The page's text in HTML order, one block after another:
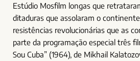
Estúdio Mosfilm longas que
ditaduras que assolaram o
resistências revolucionárias que as
parte da programação especial três
Sou Cuba” (1964), de Mikhail